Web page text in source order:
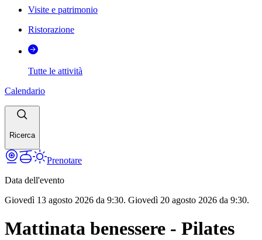
Visite e patrimonio
Ristorazione
Tutte le attività
Calendario
Ricerca
Prenotare
Data dell'evento
Giovedì 13 agosto 2026 da 9:30. Giovedì 20 agosto 2026 da 9:30.
Mattinata benessere - Pilates